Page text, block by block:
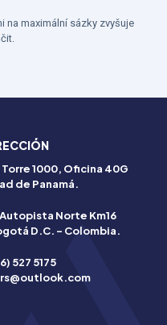
na maximální sázky zvyšuje
1000, Oficina 40G
de Panamá.
Norte Km16
D.C. – Colombia.
527 5175